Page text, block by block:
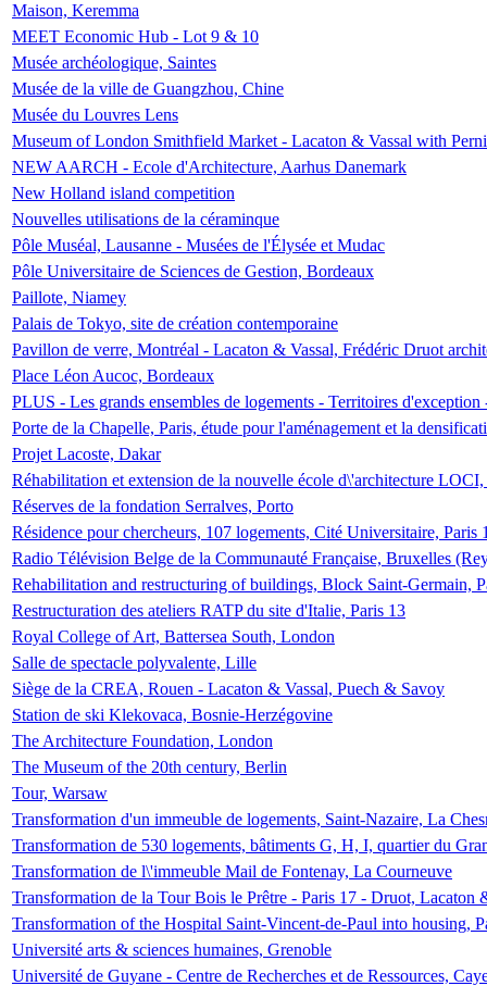
Maison, Keremma
MEET Economic Hub - Lot 9 & 10
Musée archéologique, Saintes
Musée de la ville de Guangzhou, Chine
Musée du Louvres Lens
Museum of London Smithfield Market - Lacaton & Vassal with
NEW AARCH - Ecole d'Architecture, Aarhus Danemark
New Holland island competition
Nouvelles utilisations de la céraminque
Pôle Muséal, Lausanne - Musées de l'Élysée et Mudac
Pôle Universitaire de Sciences de Gestion, Bordeaux
Paillote, Niamey
Palais de Tokyo, site de création contemporaine
Pavillon de verre, Montréal - Lacaton & Vassal, Frédéric Druot
Place Léon Aucoc, Bordeaux
PLUS - Les grands ensembles de logements - Territoires
Porte de la Chapelle, Paris, étude pour l'aménagement et la
Projet Lacoste, Dakar
Réhabilitation et extension de la nouvelle école d\'architecture
Réserves de la fondation Serralves, Porto
Résidence pour chercheurs, 107 logements, Cité Universitaire, Paris
Radio Télévision Belge de la Communauté Française, Bruxelles
Rehabilitation and restructuring of buildings, Block Saint-Germain,
Restructuration des ateliers RATP du site d'Italie, Paris 13
Royal College of Art, Battersea South, London
Salle de spectacle polyvalente, Lille
Siège de la CREA, Rouen - Lacaton & Vassal, Puech & Savoy
Station de ski Klekovaca, Bosnie-Herzégovine
The Architecture Foundation, London
The Museum of the 20th century, Berlin
Tour, Warsaw
Transformation d'un immeuble de logements, Saint-Nazaire, La
Transformation de 530 logements, bâtiments G, H, I, quartier du
Transformation de l\'immeuble Mail de Fontenay, La Courneuve
Transformation de la Tour Bois le Prêtre - Paris 17 - Druot, Lacaton
Transformation of the Hospital Saint-Vincent-de-Paul into housing,
Université arts & sciences humaines, Grenoble
Université de Guyane - Centre de Recherches et de Ressources,